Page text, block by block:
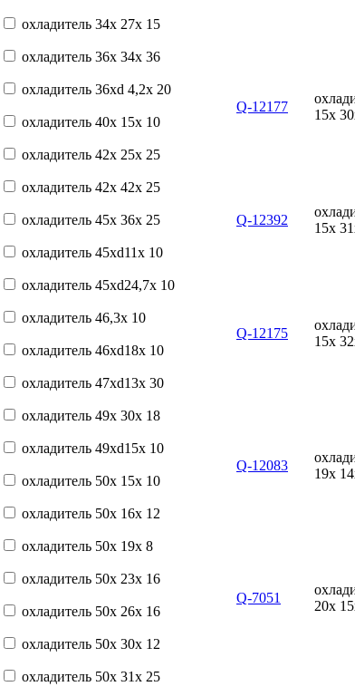
охладитель 34x 27x 15
охладитель 36x 34x 36
охладитель 36xd 4,2x 20
охладитель 40x 15x 10
охладитель 42x 25x 25
охладитель 42x 42x 25
охладитель 45x 36x 25
охладитель 45xd11x 10
охладитель 45xd24,7x 10
охладитель 46,3x 10
охладитель 46xd18x 10
охладитель 47xd13x 30
охладитель 49x 30x 18
охладитель 49xd15x 10
охладитель 50x 15x 10
охладитель 50x 16x 12
охладитель 50x 19x 8
охладитель 50x 23x 16
охладитель 50x 26x 16
охладитель 50x 30x 12
охладитель 50x 31x 25
Q-12177
15x
Q-12392
15x
Q-12175
15x
Q-12083
19x
Q-7051
20x